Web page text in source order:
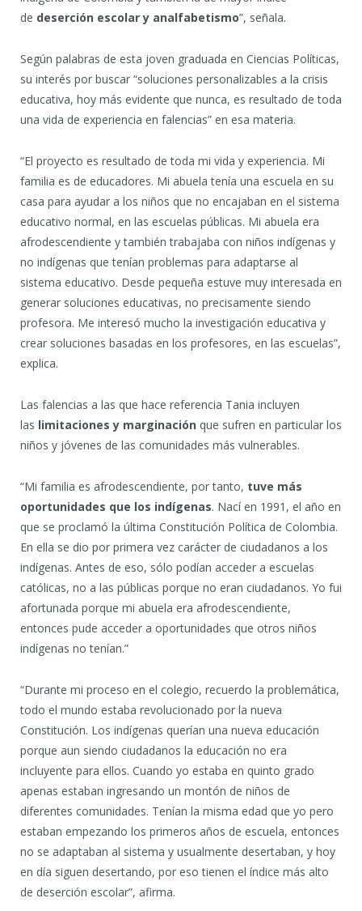
de deserción escolar y analfabetismo”, señala.
Según palabras de esta joven graduada en Ciencias Políticas,
su interés por buscar “soluciones personalizables a la crisis
educativa, hoy más evidente que nunca, es resultado de toda
una vida de experiencia en falencias” en esa materia.
“El proyecto es resultado de toda mi vida y experiencia. Mi
familia es de educadores. Mi abuela tenía una escuela en su
casa para ayudar a los niños que no encajaban en el sistema
educativo normal, en las escuelas públicas. Mi abuela era
afrodescendiente y también trabajaba con niños indígenas y
no indígenas que tenían problemas para adaptarse al
sistema educativo. Desde pequeña estuve muy interesada en
generar soluciones educativas, no precisamente siendo
profesora. Me interesó mucho la investigación educativa y
crear soluciones basadas en los profesores, en las escuelas”,
explica.
Las falencias a las que hace referencia Tania incluyen
las limitaciones y marginación que sufren en particular los
niños y jóvenes de las comunidades más vulnerables.
“Mi familia es afrodescendiente, por tanto, tuve más
oportunidades que los indígenas. Nací en 1991, el año en
que se proclamó la última Constitución Política de Colombia.
En ella se dio por primera vez carácter de ciudadanos a los
indígenas. Antes de eso, sólo podían acceder a escuelas
católicas, no a las públicas porque no eran ciudadanos. Yo fui
afortunada porque mi abuela era afrodescendiente,
entonces pude acceder a oportunidades que otros niños
indígenas no tenían.”
“Durante mi proceso en el colegio, recuerdo la problemática,
todo el mundo estaba revolucionado por la nueva
Constitución. Los indígenas querían una nueva educación
porque aun siendo ciudadanos la educación no era
incluyente para ellos. Cuando yo estaba en quinto grado
apenas estaban ingresando un montón de niños de
diferentes comunidades. Tenían la misma edad que yo pero
estaban empezando los primeros años de escuela, entonces
no se adaptaban al sistema y usualmente desertaban, y hoy
en día siguen desertando, por eso tienen el índice más alto
de deserción escolar”, afirma.